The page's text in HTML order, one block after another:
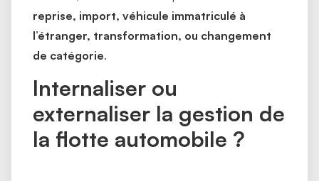
reprise, import, véhicule immatriculé à
l’étranger, transformation, ou changement
de catégorie.
Internaliser ou
externaliser la gestion de
la flotte automobile ?